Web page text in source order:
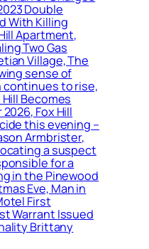
Double
With Killing
Apartment,
Two Gas
Village, The
sense of
continues to rise,
Becomes
Fox Hill
this evening –
Armbrister,
a suspect
for a
in the Pinewood
Eve, Man in
First
Warrant Issued
Brittany